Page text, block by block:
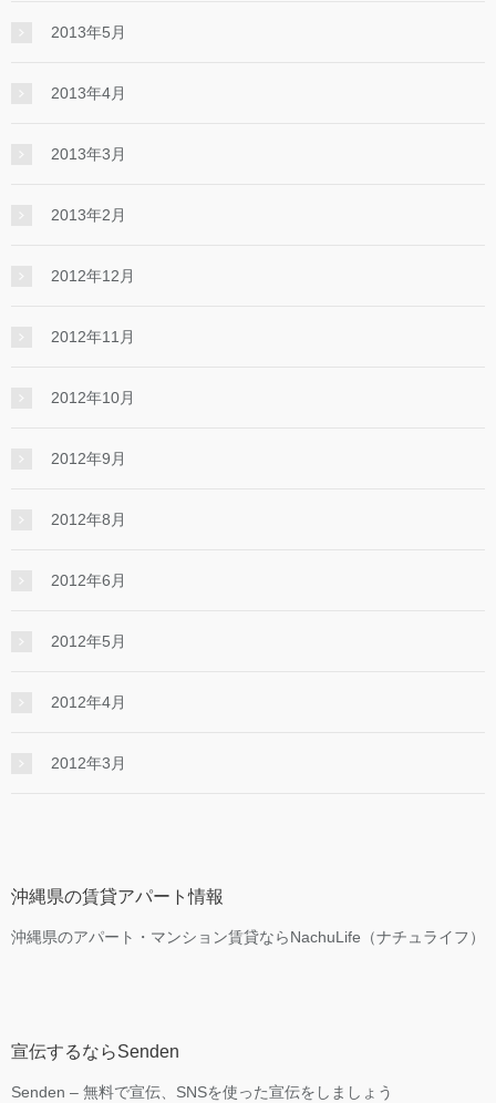
2013年5月
2013年4月
2013年3月
2013年2月
2012年12月
2012年11月
2012年10月
2012年9月
2012年8月
2012年6月
2012年5月
2012年4月
2012年3月
沖縄県の賃貸アパート情報
沖縄県のアパート・マンション賃貸ならNachuLife（ナチュライフ）
宣伝するならSenden
Senden – 無料で宣伝、SNSを使った宣伝をしましょう